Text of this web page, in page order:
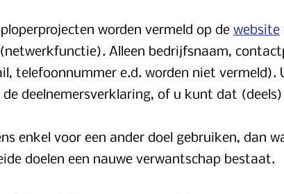
worden vermeld op de website
Alleen bedrijfsnaam,
telefoonnummer e.d. worden niet
deelnemersverklaring, of u kunt dat (deels)
enkel voor een ander doel gebruiken, dan
doelen een nauwe verwantschap bestaat.